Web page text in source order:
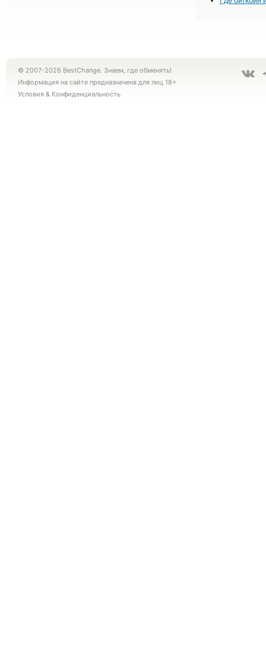
© 2007-2026 BestChange. Знаем, где обменять!
Информация на сайте предназначена для лиц 18+
Условия & Конфиденциальность